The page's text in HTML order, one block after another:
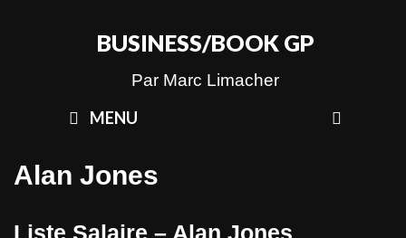
BUSINESS/BOOK GP
Par Marc Limacher
MENU
Alan Jones
Liste Salaire – Alan Jones